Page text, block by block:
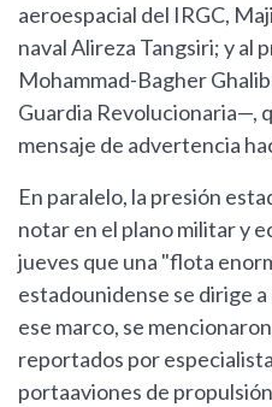
aeroespacial del IRGC,
naval Alireza Tangsiri; y al
Mohammad-Bagher
Guardia Revolucionaria—,
mensaje de advertencia
En paralelo, la presión
notar en el plano militar y
jueves que una "flota
estadounidense se dirige a
ese marco, se
reportados por
portaaviones de